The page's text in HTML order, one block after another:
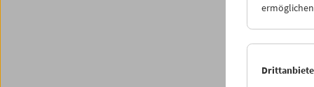
Share on